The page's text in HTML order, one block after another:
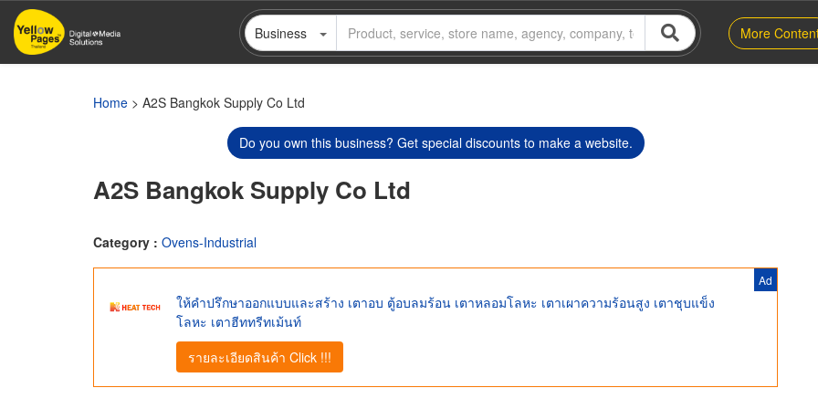
Skip
main
Business More
Home > A2S Bangkok Supply Co Ltd
Do you own this business? Get special discounts to make a website.
A2S Bangkok Supply Co Ltd
Category : Ovens-Industrial
Ad
ให้คำปรึกษาออกแบบและสร้าง เตาอบ ตู้อบลมร้อน เตาหลอมโลหะ เตาเผาความร้อนสูง เตาชุบแข็ง
โลหะ เตาฮีททรีทเม้นท์
รายละเอียดสินค้า Click !!!